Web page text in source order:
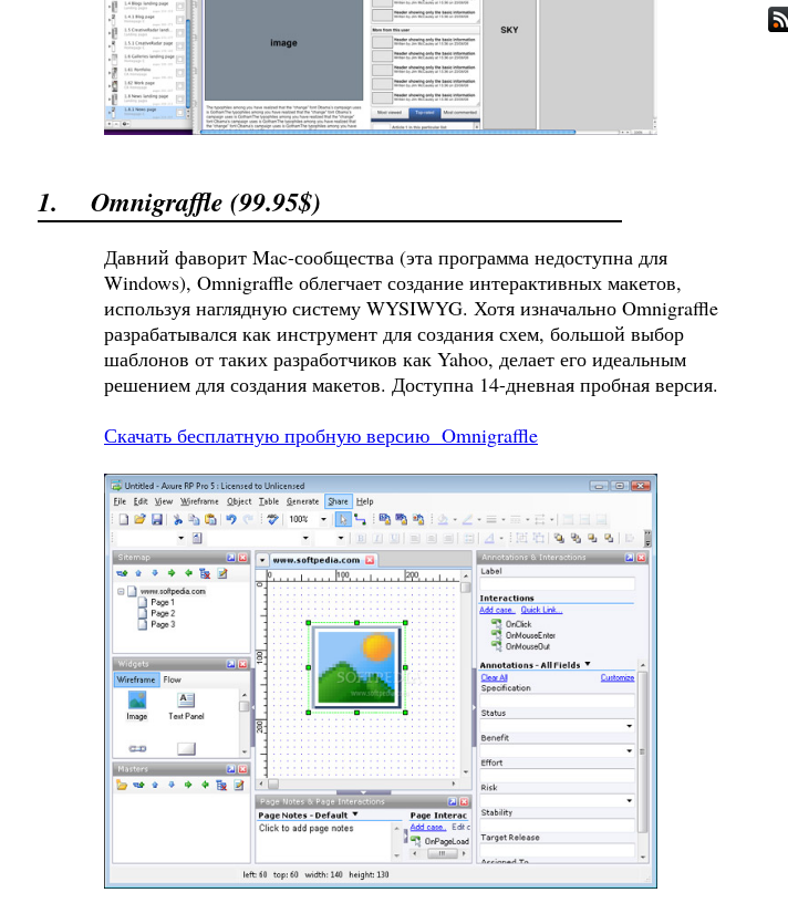
1. Omnigraffle (99.95$)
Давний фаворит Mac-сообщества (эта программа недоступна для
Windows), Omnigraffle облегчает создание интерактивных макетов,
используя наглядную систему WYSIWYG. Хотя изначально Omnigraffle
разрабатывался как инструмент для создания схем, большой выбор
шаблонов от таких разработчиков как Yahoo, делает его идеальным
решением для создания макетов. Доступна 14-дневная пробная версия.
Скачать бесплатную пробную версию Omnigraffle